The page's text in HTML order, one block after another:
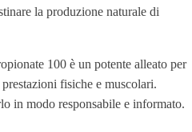
la produzione naturale di
100 è un potente alleato per
fisiche e muscolari.
in modo responsabile e informato.